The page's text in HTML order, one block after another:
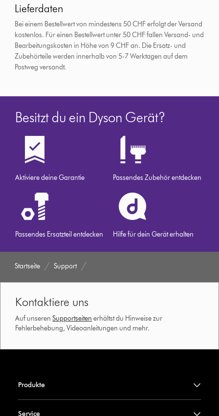
Lieferdaten
Bei einem Bestellwert von mindestens 50 CHF erfolgt der Versand
kostenlos. Für einen Bestellwert unter 50 CHF fallen Versand- und
Bearbeitungskosten in Höhe von 9 CHF an. Die Ersatz- und
Zubehörteile werden innerhalb von 5-7 Werktagen auf dem
Postweg versandt.
Besitzt du ein Dyson Gerät?
Aktiviere deine Garantie Passendes Zubehör entdecken
Passendes Ersatzteil entdecken Hilfe für dein Gerät erhalten
Startseite Support
Kontaktiere uns
Auf unserenSupportseiten erhältst du Hinweise zur
Fehlerbehebung, Videoanleitungen und mehr.
Produkte
Service